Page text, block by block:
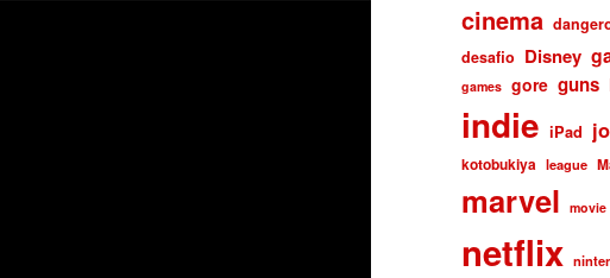
cinema
desafio Disney
games gore guns
indie iPad
kotobukiya league
marvel movie
netflix